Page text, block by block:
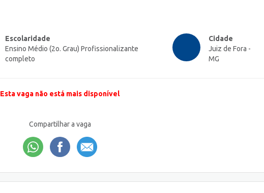
Escolaridade
Ensino Médio (2o. Grau) Profissionalizante
completo
Cidade
Juiz de Fora -
MG
Esta vaga não está mais disponível
Compartilhar a vaga